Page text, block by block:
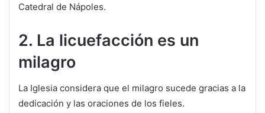
Catedral de Nápoles.
2. La licuefacción es un
milagro
La Iglesia considera que el milagro sucede gracias a la
dedicación y las oraciones de los fieles.